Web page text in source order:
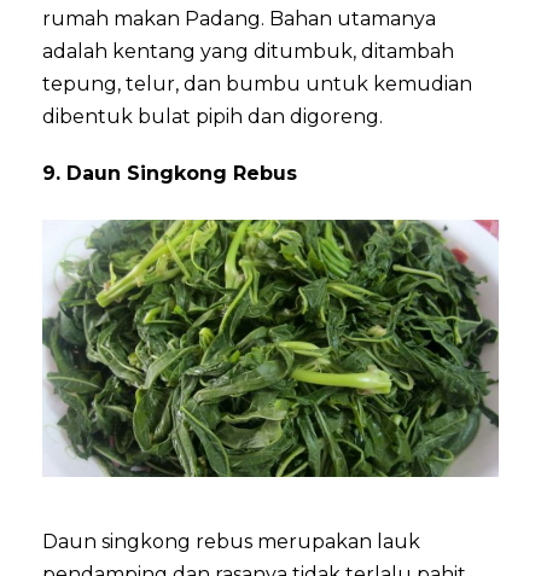
rumah makan Padang. Bahan utamanya
adalah kentang yang ditumbuk, ditambah
tepung, telur, dan bumbu untuk kemudian
dibentuk bulat pipih dan digoreng.
9. Daun Singkong Rebus
Daun singkong rebus merupakan lauk